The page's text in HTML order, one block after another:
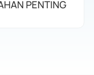
PENTING